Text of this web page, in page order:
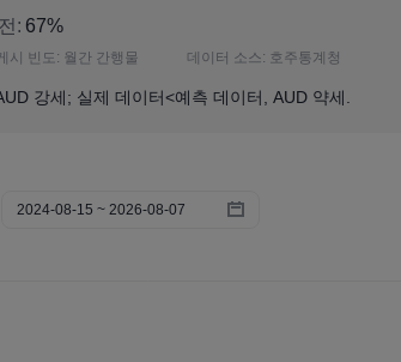
: 67%
시 빈도: 월간 간행물 데이터 소스: 호주통계청
강세; 실제 데이터<예측 데이터, AUD 약세.